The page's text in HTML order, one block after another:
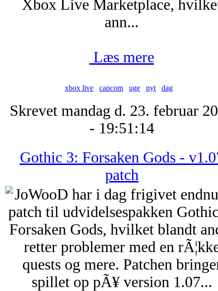
Xbox Live Marketplace,
ann...
Læs mere
xbox live capcom uge nyt dag
Skrevet mandag d. 23. februar
- 19:51:14
Gothic 3: Forsaken Gods -
patch
JoWooD har i dag frigivet
patch til udvidelsespakken
Forsaken Gods, hvilket blandt
retter problemer med en
quests og mere. Patchen
spillet op pÃ¥ version 1.07...